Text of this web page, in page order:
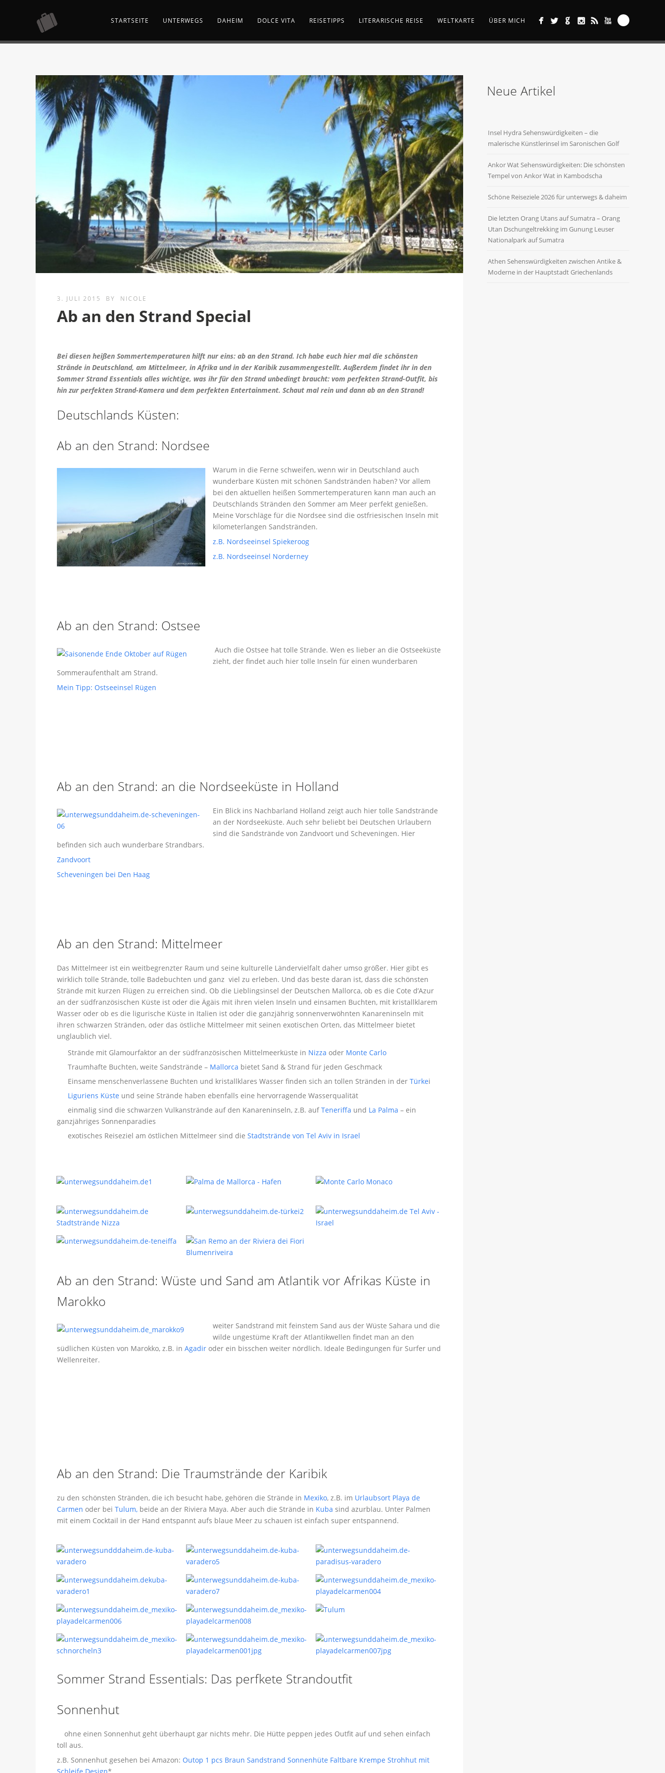
STARTSEITE UNTERWEGS DAHEIM DOLCE VITA REISETIPPS LITERARISCHE REISE WELTKARTE ÜBER MICH
3. JULI 2015 BY NICOLE
Ab an den Strand Special
Bei diesen heißen Sommertemperaturen hilft nur eins: ab an den Strand. Ich habe euch hier mal die schönsten
Strände in Deutschland, am Mittelmeer, in Afrika und in der Karibik zusammengestellt. Außerdem findet ihr in den
Sommer Strand Essentials alles wichtige, was ihr für den Strand unbedingt braucht: vom perfekten Strand-Outfit, bis
hin zur perfekten Strand-Kamera und dem perfekten Entertainment. Schaut mal rein und dann ab an den Strand!
Deutschlands Küsten:
Ab an den Strand: Nordsee
Warum in die Ferne schweifen, wenn wir in Deutschland auch
wunderbare Küsten mit schönen Sandstränden haben? Vor allem
bei den aktuellen heißen Sommertemperaturen kann man auch an
Deutschlands Stränden den Sommer am Meer perfekt genießen.
Meine Vorschläge für die Nordsee sind die ostfriesischen Inseln mit
kilometerlangen Sandstränden.
z.B. Nordseeinsel Spiekeroog
z.B. Nordseeinsel Norderney
Ab an den Strand: Ostsee
Auch die Ostsee hat tolle Strände. Wen es lieber an die Ostseeküste
zieht, der findet auch hier tolle Inseln für einen wunderbaren
Sommeraufenthalt am Strand.
Mein Tipp: Ostseeinsel Rügen
Ab an den Strand: an die Nordseeküste in Holland
Ein Blick ins Nachbarland Holland zeigt auch hier tolle Sandstrände
an der Nordseeküste. Auch sehr beliebt bei Deutschen Urlaubern
sind die Sandstrände von Zandvoort und Scheveningen. Hier
befinden sich auch wunderbare Strandbars.
Zandvoort
Scheveningen bei Den Haag
Ab an den Strand: Mittelmeer
Das Mittelmeer ist ein weitbegrenzter Raum und seine kulturelle Ländervielfalt daher umso größer. Hier gibt es
wirklich tolle Strände, tolle Badebuchten und ganz viel zu erleben. Und das beste daran ist, dass die schönsten
Strände mit kurzen Flügen zu erreichen sind. Ob die Lieblingsinsel der Deutschen Mallorca, ob es die Cote d’Azur
an der südfranzösischen Küste ist oder die Ägäis mit ihren vielen Inseln und einsamen Buchten, mit kristallklarem
Wasser oder ob es die ligurische Küste in Italien ist oder die ganzjährig sonnenverwöhnten Kanareninseln mit
ihren schwarzen Stränden, oder das östliche Mittelmeer mit seinen exotischen Orten, das Mittelmeer bietet
unglaublich viel.
Strände mit Glamourfaktor an der südfranzösischen Mittelmeerküste in Nizza oder Monte Carlo
Traumhafte Buchten, weite Sandstrände – Mallorca bietet Sand & Strand für jeden Geschmack
Einsame menschenverlassene Buchten und kristallklares Wasser finden sich an tollen Stränden in derTürkei
Liguriens Küste und seine Strände haben ebenfalls eine hervorragende Wasserqualität
einmalig sind die schwarzen Vulkanstrände auf den Kanareninseln, z.B. aufTeneriffa und La Palma – ein
ganzjähriges Sonnenparadies
exotisches Reiseziel am östlichen Mittelmeer sind die Stadtstrände von Tel Aviv in Israel
Ab an den Strand: Wüste und Sand am Atlantik vor Afrikas Küste in
Marokko
weiter Sandstrand mit feinstem Sand aus der Wüste Sahara und die
wilde ungestüme Kraft der Atlantikwellen findet man an den
südlichen Küsten von Marokko, z.B. inAgadiroder ein bisschen weiter nördlich. Ideale Bedingungen für Surfer und
Wellenreiter.
Ab an den Strand: Die Traumstrände der Karibik
zu den schönsten Stränden, die ich besucht habe, gehören die Strände in Mexiko, z.B. im Urlaubsort Playa de
Carmen oder beiTulum, beide an der Riviera Maya. Aber auch die Strände in Kuba sind azurblau. Unter Palmen
mit einem Cocktail in der Hand entspannt aufs blaue Meer zu schauen ist einfach super entspannend.
Sommer Strand Essentials: Das perfkete Strandoutfit
Sonnenhut
ohne einen Sonnenhut geht überhaupt gar nichts mehr. Die Hütte peppen jedes Outfit auf und sehen einfach
toll aus.
z.B. Sonnenhut gesehen bei Amazon: Outop 1 pcs Braun Sandstrand Sonnenhüte Faltbare Krempe Strohhut mit
Neue Artikel
Insel Hydra Sehenswürdigkeiten – die
malerische Künstlerinsel im Saronischen Golf
Ankor Wat Sehenswürdigkeiten: Die schönsten
Tempel von Ankor Wat in Kambodscha
Schöne Reiseziele 2026 für unterwegs & daheim
Die letzten Orang Utans auf Sumatra – Orang
Utan Dschungeltrekking im Gunung Leuser
Nationalpark auf Sumatra
Athen Sehenswürdigkeiten zwischen Antike &
Moderne in der Hauptstadt Griechenlands